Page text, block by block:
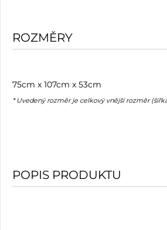
ROZMĚRY
75cm x 107cm x 53cm
* Uvedený rozměr je celkový vnější rozměr
POPIS PRODUKTU